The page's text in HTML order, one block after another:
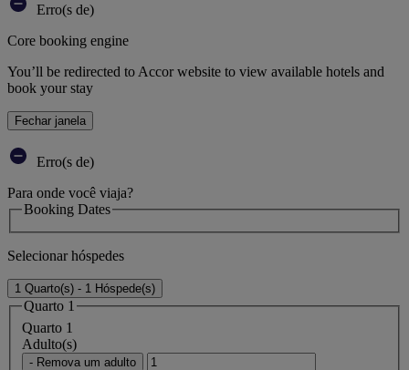
Erro(s de)
Core booking engine
You’ll be redirected to Accor website to view available hotels and
book your stay
Fechar janela
Erro(s de)
Para onde você viaja?
Booking Dates
Selecionar hóspedes
1 Quarto(s) - 1 Hóspede(s)
Quarto 1
Quarto 1
Adulto(s)
- Remova um adulto